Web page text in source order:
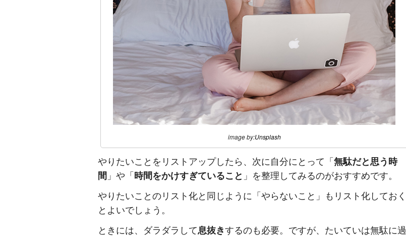
image by:Unsplash
やりたいことをリストアップしたら、次に自分にとって「無駄だと思う時
間 」や「時間をかけすぎていること 」を整理してみるのがおすすめです。
やりたいことのリスト化と同じように「やらないこと」もリスト化しておく
とよいでしょう。
ときには、ダラダラして息抜きするのも必要。ですが、たいていは無駄に過